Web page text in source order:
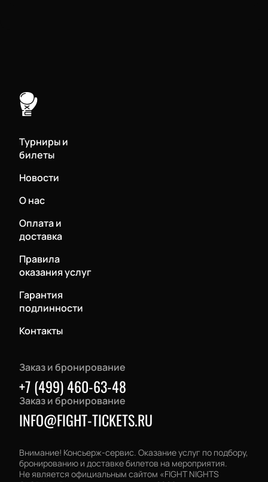
Турниры и
билеты
Новости
О нас
Оплата и
доставка
Правила
оказания услуг
Гарантия
подлинности
Контакты
Заказ и бронирование
+7 (499) 460-63-48
Заказ и бронирование
INFO@FIGHT-TICKETS.RU
Внимание! Консьерж-сервис. Оказание услуг по подбору,
бронированию и доставке билетов на мероприятия.
Не является официальным сайтом «FIGHT NIGHTS